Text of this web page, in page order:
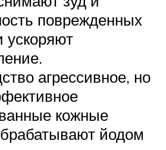
поврежденных
ускоряют
агрессивное, но
кожные
йодом